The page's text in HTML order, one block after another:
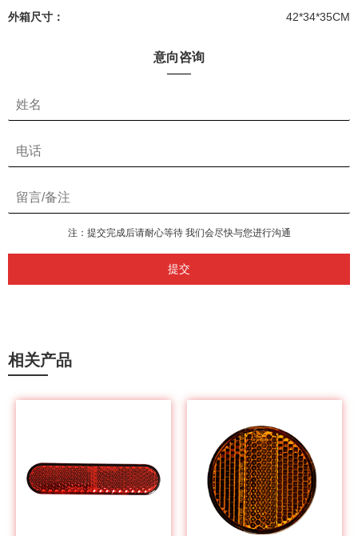
外箱尺寸： 42*34*35CM
意向咨询
提交
注：提交完成后请耐心等待 我们会尽快与您进行沟通
相关产品